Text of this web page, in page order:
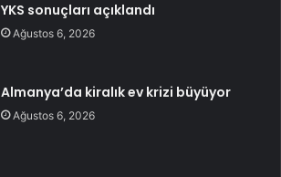
YKS sonuçları açıklandı
Ağustos 6, 2026
Almanya’da kiralık ev krizi büyüyor
Ağustos 6, 2026